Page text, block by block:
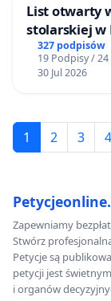
List otwarty
stolarskiej w
Gdańsku
327 podpisów
19 Podpisy /
30 Jul 2026
1 2 3 4
Zapewniamy
Stwórz
Petycje są
petycji jest
i organów